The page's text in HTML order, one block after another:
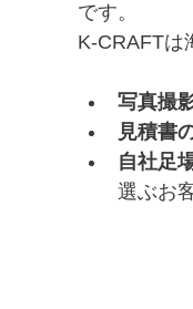
です。
K-CRAFTは
写真撮
見積書
自社足
選ぶお